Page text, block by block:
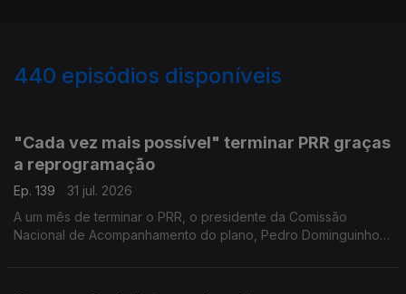
440 episódios disponíveis
"Cada vez mais possível" terminar PRR graças
a reprogramação
Ep. 139
31 jul. 2026
A um mês de terminar o PRR, o presidente da Comissão
Nacional de Acompanhamento do plano, Pedro Dominguinhos,